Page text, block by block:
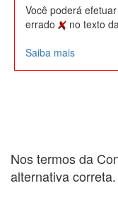
Você poderá
errado
no texto
Saiba mais
Nos termos da
alternativa correta.